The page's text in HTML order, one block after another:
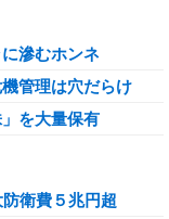
滲むホンネ
管理は穴だらけ
」を大量保有
衛費５兆円超